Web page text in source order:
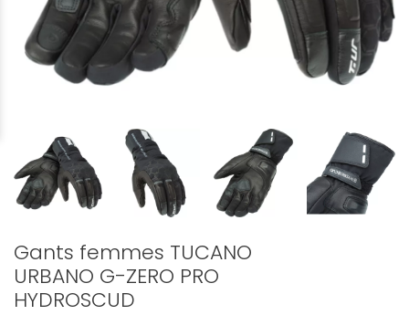
Gants femmes TUCANO
URBANO G-ZERO PRO
HYDROSCUD